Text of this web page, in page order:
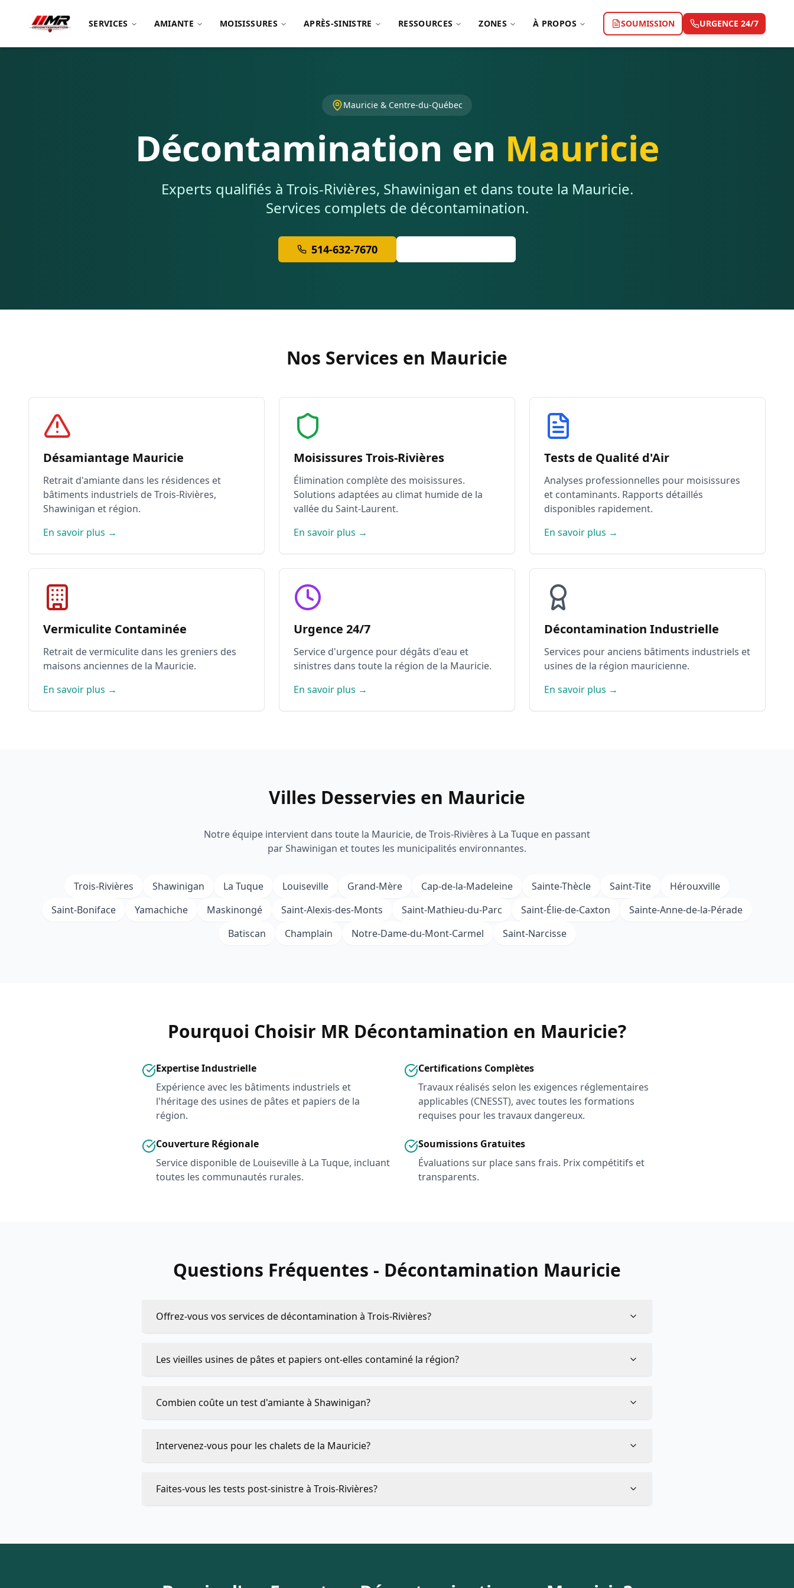
SERVICES AMIANTE MOISISSURES APRÈS-SINISTRE RESSOURCES ZONES À PROPOS SOUMISSION URGENCE 24/7
Mauricie & Centre-du-Québec
Décontamination en Mauricie
Experts qualifiés à Trois-Rivières, Shawinigan et dans toute la Mauricie.
Services complets de décontamination.
514-632-7670
Nos Services en Mauricie
Désamiantage Mauricie
Retrait d'amiante dans les résidences et
bâtiments industriels de Trois-Rivières,
Shawinigan et région.
En savoir plus →
Moisissures Trois-Rivières
Élimination complète des moisissures.
Solutions adaptées au climat humide de la
vallée du Saint-Laurent.
En savoir plus →
Tests de Qualité d'Air
Analyses professionnelles pour moisissures
et contaminants. Rapports détaillés
disponibles rapidement.
En savoir plus →
Vermiculite Contaminée
Retrait de vermiculite dans les greniers des
maisons anciennes de la Mauricie.
En savoir plus →
Urgence 24/7
Service d'urgence pour dégâts d'eau et
sinistres dans toute la région de la Mauricie.
En savoir plus →
Décontamination Industrielle
Services pour anciens bâtiments industriels et
usines de la région mauricienne.
En savoir plus →
Villes Desservies en Mauricie
Notre équipe intervient dans toute la Mauricie, de Trois-Rivières à La Tuque en passant
par Shawinigan et toutes les municipalités environnantes.
Trois-Rivières Shawinigan La Tuque Louiseville Grand-Mère Cap-de-la-Madeleine Sainte-Thècle Saint-Tite
Hérouxville
Saint-Boniface
Yamachiche Maskinongé Saint-Alexis-des-Monts Saint-Mathieu-du-Parc Saint-Élie-de-Caxton
Sainte-Anne-de-la-Pérade
Batiscan
Champlain Notre-Dame-du-Mont-Carmel Saint-Narcisse
Pourquoi Choisir MR Décontamination en Mauricie?
Expertise Industrielle
Expérience avec les bâtiments industriels et
l'héritage des usines de pâtes et papiers de la
région.
Certifications Complètes
Travaux réalisés selon les exigences réglementaires
applicables (CNESST), avec toutes les formations
requises pour les travaux dangereux.
Couverture Régionale
Service disponible de Louiseville à La Tuque, incluant
toutes les communautés rurales.
Soumissions Gratuites
Évaluations sur place sans frais. Prix compétitifs et
transparents.
Questions Fréquentes - Décontamination Mauricie
Offrez-vous vos services de décontamination à Trois-Rivières?
Les vieilles usines de pâtes et papiers ont-elles contaminé la région?
Combien coûte un test d'amiante à Shawinigan?
Intervenez-vous pour les chalets de la Mauricie?
Faites-vous les tests post-sinistre à Trois-Rivières?